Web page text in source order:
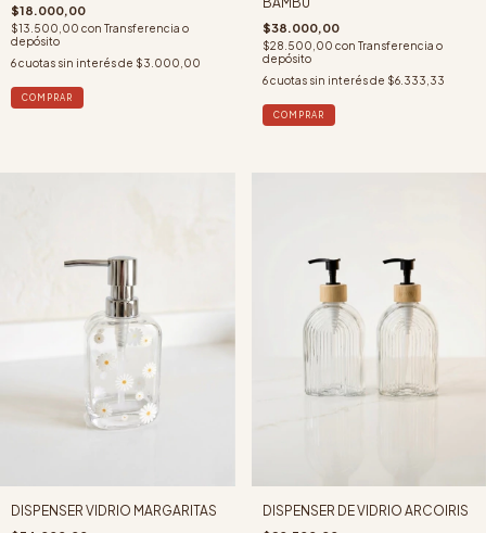
$18.000,00
$13.500,00 con Transferencia o
depósito
6cuotas sin interés de $3.000,00
$38.000,00
$28.500,00 con Transferencia o
depósito
6 cuotas sin interés de $6.333,33
DISPENSER VIDRIO MARGARITAS DISPENSER DE VIDRIO ARCOIRIS